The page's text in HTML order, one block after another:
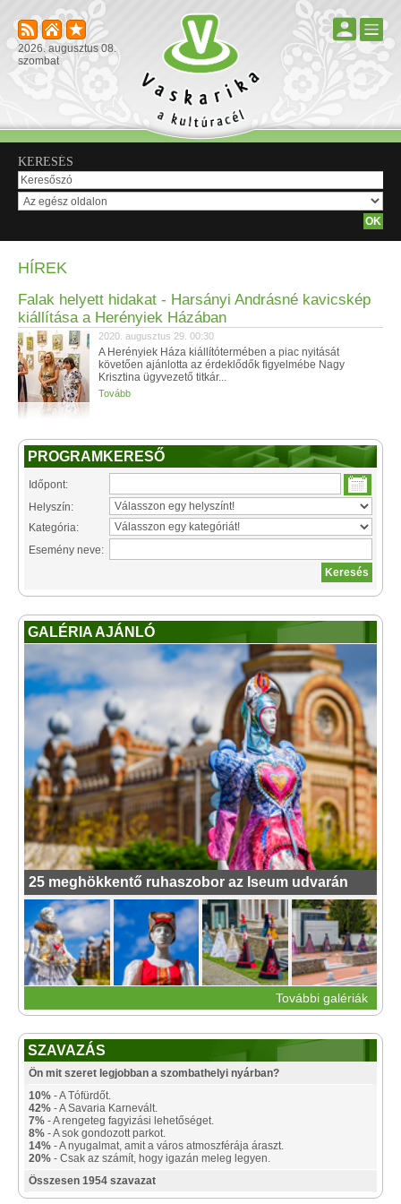
2026. augusztus 08.
szombat
KERESÉS
HÍREK
Falak helyett hidakat - Harsányi Andrásné kavicskép
kiállítása a Herényiek Házában
2020. augusztus 29. 00:30
A Herényiek Háza kiállítótermében a piac nyitását
követően ajánlotta az érdeklődők figyelmébe Nagy
Krisztina ügyvezető titkár...
Tovább
PROGRAMKERESŐ
Időpont:
Helyszín:
Kategória:
Esemény neve:
GALÉRIA AJÁNLÓ
25 meghökkentő ruhaszobor az Iseum udvarán
További galériák
SZAVAZÁS
Ön mit szeret legjobban a szombathelyi nyárban?
10% - A Tófürdőt.
42% - A Savaria Karnevált.
7% - A rengeteg fagyizási lehetőséget.
8% - A sok gondozott parkot.
14% - A nyugalmat, amit a város atmoszférája áraszt.
20% - Csak az számít, hogy igazán meleg legyen.
Összesen 1954 szavazat